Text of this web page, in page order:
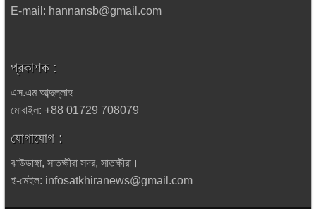
E-mail: hannansb@gmail.com
প্রকাশক :
এস.এম আব্দুল্লাহ
মোবাইল: +88 01729 708079
যোগাযোগ :
ঝাউডাঙ্গা, সাতক্ষীরা সদর, সাতক্ষীরা।
ই-মেইল: infosatkhiranews@gmail.com